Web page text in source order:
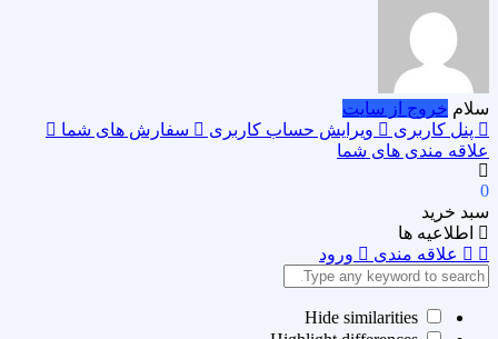
سلام خروج از سایت
پنل کاربری
ویرایش حساب کاربری
سفارش های شما
علاقه مندی های شما
0
سبد خرید
اطلاعیه ها
علاقه مندی
ورود